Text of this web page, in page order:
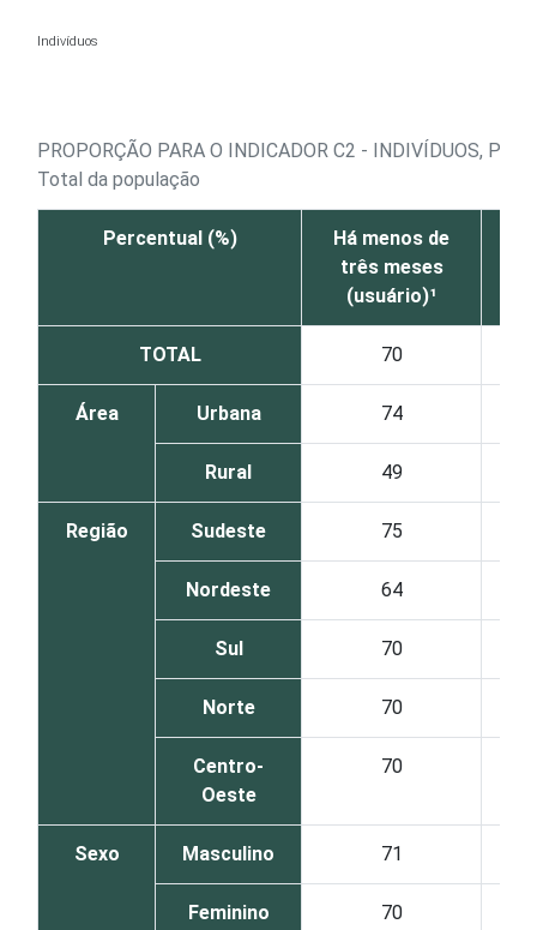
Indivíduos
PROPORÇÃO PARA O INDICADOR C2 - INDIVÍDUOS,
Total da população
Percentual (%)
Há menos de
três meses
(usuário)¹
TOTAL 70
Área Urbana 74
Rural 49
Região Sudeste 75
Nordeste 64
Sul 70
Norte 70
Centro-
Oeste
70
Sexo Masculino 71
Feminino 70